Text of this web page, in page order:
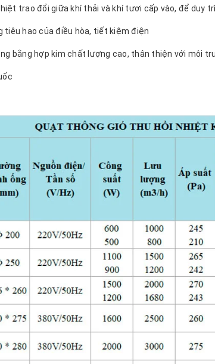
trao đổi giữa khí thải và khí tươi cấp vào, để duy
tiêu hao của điều hòa, tiết kiệm điện
bằng hợp kim chất lượng cao, thân thiện với môi